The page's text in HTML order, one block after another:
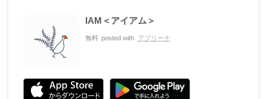
IAM＜アイアム＞
無料 posted with アプリーチ